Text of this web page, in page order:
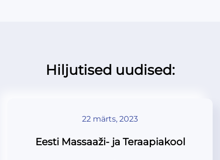
Hiljutised uudised:
22 märts, 2023
Eesti Massaaži- ja Teraapiakool